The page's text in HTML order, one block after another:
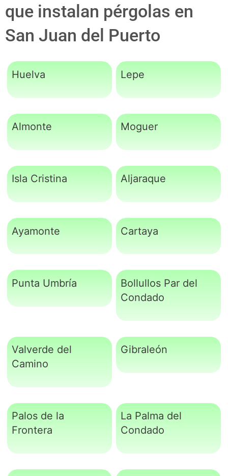
que instalan pérgolas en
San Juan del Puerto
Huelva Lepe
Almonte Moguer
Isla Cristina Aljaraque
Ayamonte Cartaya
Punta Umbría
Bollullos Par del
Condado
Valverde del
Camino
Gibraleón
Palos de la
Frontera
La Palma del
Condado